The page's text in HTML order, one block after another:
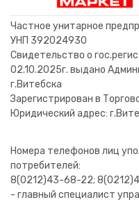
В корзину
В корзину
В корзину
В корзину
Частное унитарное
УНП 392024930
Свидетельство о
02.10.2025г. выдано
г.Витебска
Зарегистрирован в
Юридический адрес:
Номера телефонов лиц
потребителей:
8(0212)43-68-22;
- главный специалист